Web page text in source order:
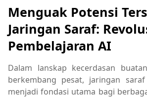
Menguak Potensi
Jaringan Saraf:
Pembelajaran AI
Dalam lanskap kecerdasan
berkembang pesat, jaringan
menjadi fondasi utama bagi